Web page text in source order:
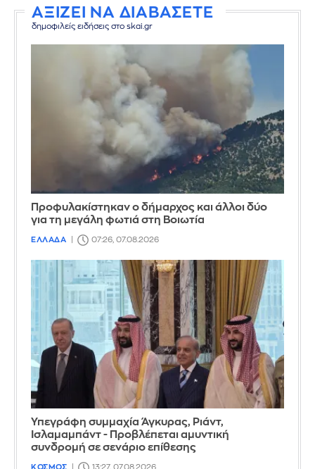
ΑΞΙΖΕΙ ΝΑ ΔΙΑΒΑΣΕΤΕ
δημοφιλείς ειδήσεις στο skai.gr
Προφυλακίστηκαν ο δήμαρχος και άλλοι δύο
για τη μεγάλη φωτιά στη Βοιωτία
ΕΛΛΑΔΑ 07:26, 07.08.2026
Υπεγράφη συμμαχία Άγκυρας, Ριάντ,
Ισλαμαμπάντ - Προβλέπεται αμυντική
συνδρομή σε σενάριο επίθεσης